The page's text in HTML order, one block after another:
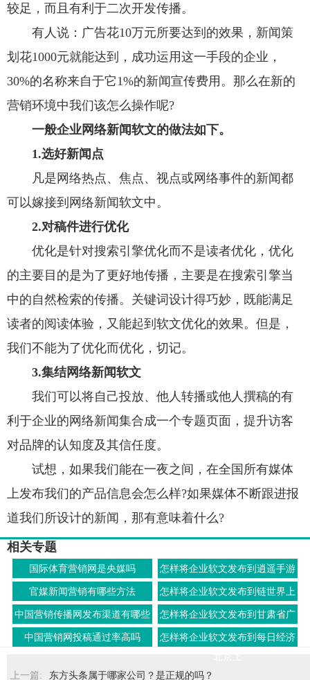
较足，而且有利于二次开发传播。
有人说：广告花10万元所要达到的效果，新闻策
划花1000元就能达到，成功运用这一手段的企业，
30%的名称来自于它1%的新闻宣传费用。那么在新的
营销环境中我们该怎么操作呢?
一般企业网络新闻软文的做法如下。
1.选好新闻点
凡是网络热点、焦点、视点或网络事件的新闻都
可以嫁接到网络新闻软文中。
2.对稿件进行优化
优化是针对搜索引擎优化而不是读者优化，优化
的主要目的是为了更好地传播，主要是在搜索引擎当
中的自然检索的传播。关键词设计得巧妙，既能满足
读者的阅读体验，又能起到软文优化的效果。但是，
我们不能为了优化而优化，切记。
3.集结网络新闻软文
我们可以将自己投放、他人转播或他人撰稿的有
利于企业的网络新闻集合成一个专题页面，提升访客
对品牌的认知度及其信任度。
试想，如果我们能在一夜之间，在全国所有媒体
上发布我们的产品信息会怎么样?如果媒体不断跟进报
道我们所设计的新闻，那有意味着什么?
相关专题
国际体育营销网是央媒吗
怎样将企业软文发布到逍遥手游
网上
官媒新闻营销有哪些方法 怎样将企业软文发布到链世界上
中国营销传播网发布渠道有哪些
怎样将企业软文发布到甘肃省广
播电视总台上
中国营销网投稿通过率高吗
怎样将企业软文发布到每日经济
上一篇:
东方头条属于哪家公司？是正规的吗？